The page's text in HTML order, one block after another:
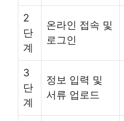
2
단
계
온라인 접속 및
로그인
3
단
계
정보 입력 및
서류 업로드